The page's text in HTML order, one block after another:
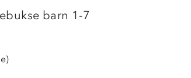
barn 1-7